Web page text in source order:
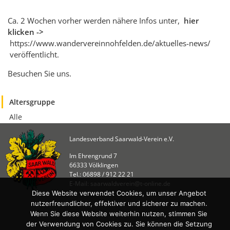
Naturschutz
Kultur &
Heimatpflege
Heimatpreis
Unsere Wege im
SWV
Wegemanagement
Lehrgänge
Wandertipps
Aktivitätenübersicht
ANGEBOTE
Mitgliedschaft
Ca. 2 Wochen vorher werden nähere Infos unter, hier
klicken ->
https://www.wandervereinnohfelden.de/aktuelles-news/
veröffentlicht.
Besuchen Sie uns.
Altersgruppe
Alle
Landesverband Saarwald-Verein e.V.
Im Ehrengrund 7
66333 Völklingen
Tel.: 06898 / 912 22 21
E-Mail: saarwaldverein@t-online.de
Diese Website verwendet Cookies, um unser Angebot
nutzerfreundlicher, effektiver und sicherer zu machen.
Wenn Sie diese Website weiterhin nutzen, stimmen Sie
der Verwendung von Cookies zu. Sie können die Setzung